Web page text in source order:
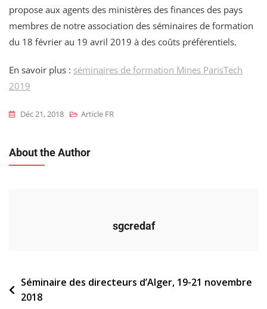
propose aux agents des ministères des finances des pays
membres de notre association des séminaires de formation
du 18 février au 19 avril 2019 à des coûts préférentiels.
En savoir plus : séminaires de formation Mines ParisTech
2019
Déc 21, 2018 Article FR
About the Author
sgcredaf
Navigation
de
Séminaire des directeurs d’Alger, 19-21 novembre
2018